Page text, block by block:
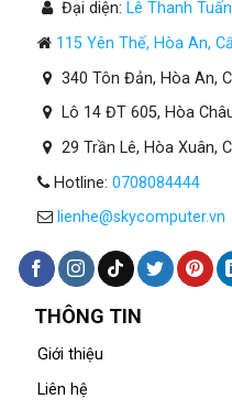
Đại diện: Lê Thanh Tuấn
115 Yên Thế, Hòa An,
340 Tôn Đản, Hòa An,
Lô 14 ĐT 605, Hòa
29 Trần Lê, Hòa Xuân,
Hotline: 0708084444
lienhe@skycomputer.vn
THÔNG TIN
Giới thiệu
Liên hệ